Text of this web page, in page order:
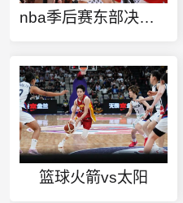
nba季后赛东部决赛步行者vs热火录像
篮球火箭vs太阳